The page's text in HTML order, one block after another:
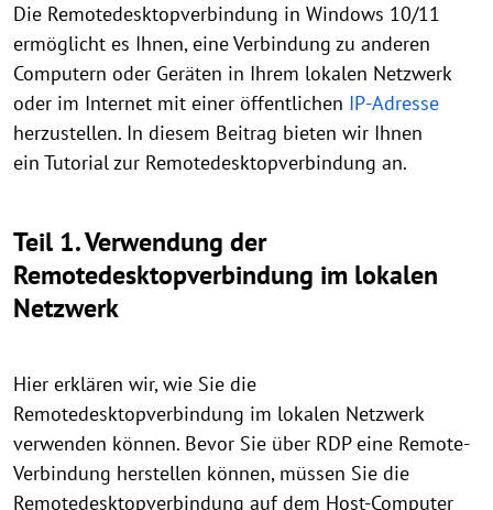
Die Remotedesktopverbindung in Windows 10/11
ermöglicht es Ihnen, eine Verbindung zu anderen
Computern oder Geräten in Ihrem lokalen Netzwerk
oder im Internet mit einer öffentlichen IP-Adresse
herzustellen. In diesem Beitrag bieten wir Ihnen
ein Tutorial zur Remotedesktopverbindung an.
Teil 1. Verwendung der
Remotedesktopverbindung im lokalen
Netzwerk
Hier erklären wir, wie Sie die
Remotedesktopverbindung im lokalen Netzwerk
verwenden können. Bevor Sie über RDP eine Remote-
Verbindung herstellen können, müssen Sie die
Remotedesktopverbindung auf dem Host-Computer